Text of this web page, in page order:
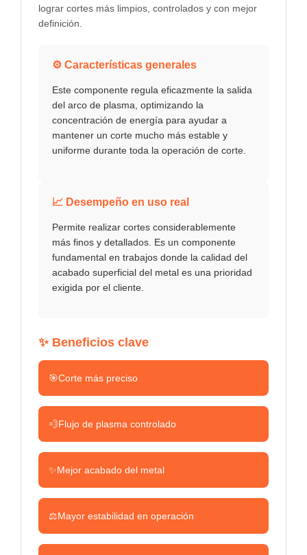
lograr cortes más limpios, controlados y con mejor
definición.
⚙️ Características generales
Este componente regula eficazmente la salida
del arco de plasma, optimizando la
concentración de energía para ayudar a
mantener un corte mucho más estable y
uniforme durante toda la operación de corte.
📈 Desempeño en uso real
Permite realizar cortes considerablemente
más finos y detallados. Es un componente
fundamental en trabajos donde la calidad del
acabado superficial del metal es una prioridad
exigida por el cliente.
✨ Beneficios clave
🎯Corte más preciso
💨Flujo de plasma controlado
✨Mejor acabado del metal
⚖️Mayor estabilidad en operación